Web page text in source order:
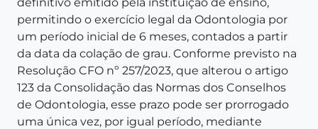
permitindo o exercício legal da Odontologia por
um período inicial de 6 meses, contados a partir
da data da colação de grau. Conforme previsto na
Resolução CFO nº 257/2023, que alterou o artigo
123 da Consolidação das Normas dos Conselhos
de Odontologia, esse prazo pode ser prorrogado
uma única vez, por igual período, mediante